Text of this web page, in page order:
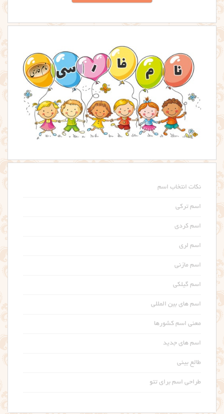
نکات انتخاب اسم
اسم ترکی
اسم کردی
اسم لری
اسم مازنی
اسم گیلکی
اسم های بین المللی
معنی اسم کشورها
اسم های جدید
طالع بینی
طراحی اسم برای تتو